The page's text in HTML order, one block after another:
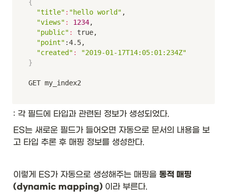
{
"title" : "hello world" ,
"views" : 1234,
"public" :
true,
"point" :4.5,
"created" :
"2019-01-17T14:05:01:234Z"
}
GET my_index2
: 각 필드에 타입과 관련된 정보가 생성되었다.
ES는 새로운 필드가 들어오면 자동으로 문서의 내용을 보
고 타입 추론 후 매핑 정보를 생성한다.
이렇게 ES가 자동으로 생성해주는 매핑을 동적 매핑
(dynamic mapping) 이라 부른다.